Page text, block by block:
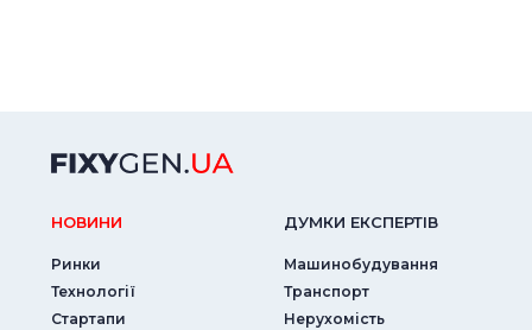
НОВИНИ
Ринки
Технології
Стартапи
ДУМКИ ЕКСПЕРТIВ
Машинобудування
Транспорт
Нерухомість